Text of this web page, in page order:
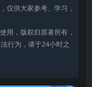
仅供大家参考、学习，
用，版权归原著所有，
行为，请于24小时之